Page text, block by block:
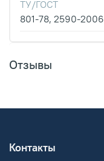
ТУ/ГОСТ
801-78, 2590-2006
Отзывы
Контакты